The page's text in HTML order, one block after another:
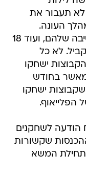
תעבור את
העונה.
הקבוצות ישחקו 48 משחקים בחטיבה שלהם, ועוד 18
לא כל
ישחקו
בחודש
שקבוצות ישחקו
הפלייאוף.
הודעה לשחקנים
אחוזים מההכנסות שקשורות
המשא